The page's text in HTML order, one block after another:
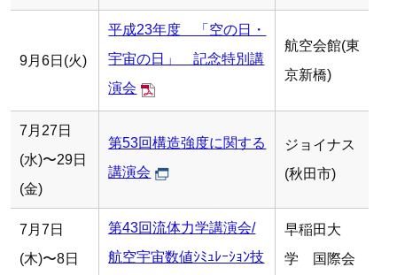
9月6日(火)
平成23年度 「空の日・
宇宙の日」 記念特別講
演会
航空会館(東
京新橋)
7月27日
(水)〜29日
(金)
第53回構造強度に関する
講演会
ジョイナス
(秋田市)
7月7日
(木)〜8日
第43回流体力学講演会/
航空宇宙数値ｼﾐｭﾚｰｼｮﾝ技
早稲田大
学 国際会